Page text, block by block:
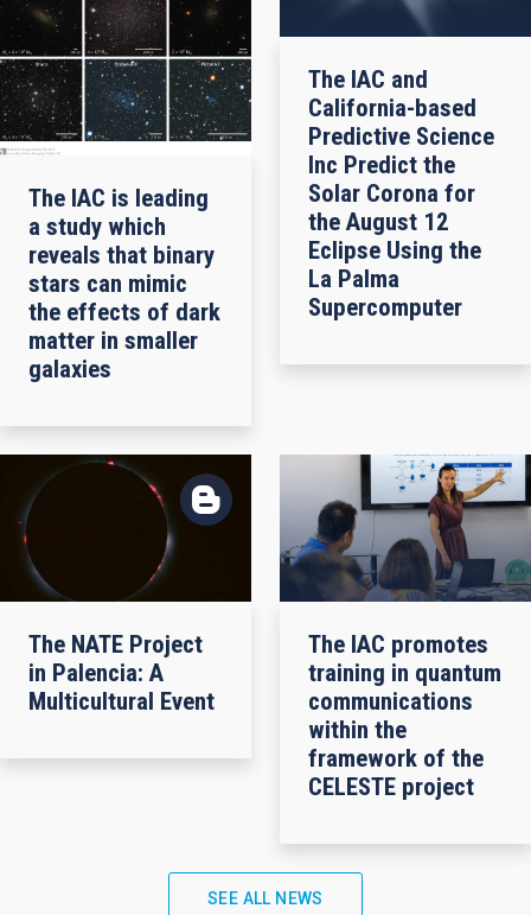
The IAC is leading
a study which
reveals that binary
stars can mimic
the effects of dark
matter in smaller
galaxies
The IAC and
California-based
Predictive Science
Inc Predict the
Solar Corona for
the August 12
Eclipse Using the
La Palma
Supercomputer
The NATE Project
in Palencia: A
Multicultural Event
The IAC promotes
training in quantum
communications
within the
framework of the
CELESTE project
SEE ALL NEWS